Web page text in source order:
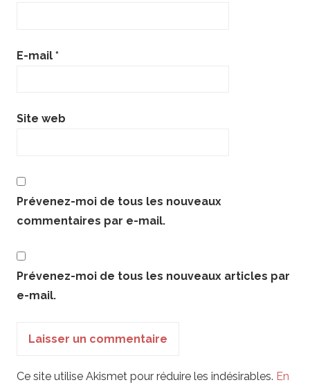
E-mail *
Site web
Prévenez-moi de tous les nouveaux
commentaires par e-mail.
Prévenez-moi de tous les nouveaux articles par
e-mail.
Ce site utilise Akismet pour réduire les indésirables. En